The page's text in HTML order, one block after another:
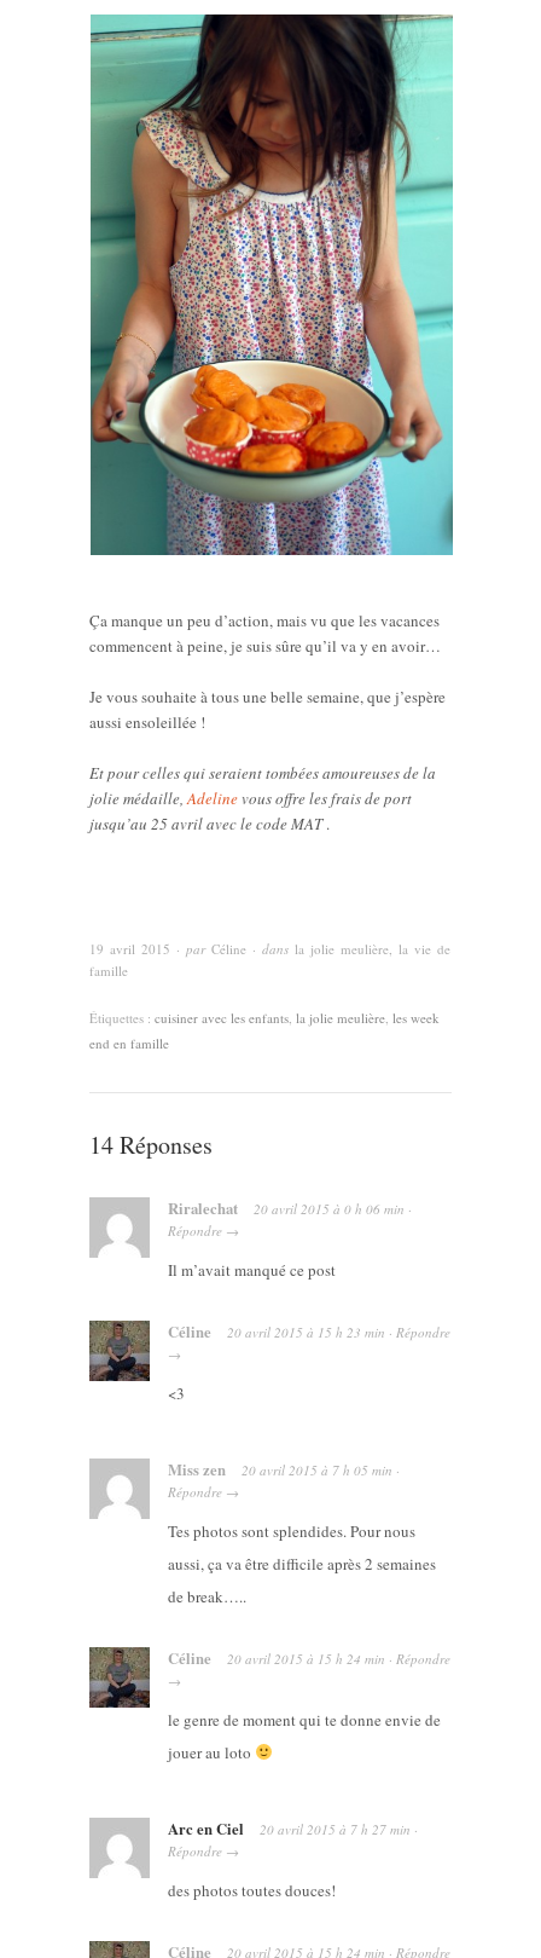
Ça manque un peu d’action, mais vu que les vacances
commencent à peine, je suis sûre qu’il va y en avoir…
Je vous souhaite à tous une belle semaine, que j’espère
aussi ensoleillée !
Et pour celles qui seraient tombées amoureuses de la
jolie médaille,Adelinevous offre les frais de port
jusqu’au 25 avril avec le code MAT.
19 avril 2015 · par Céline · dans la jolie meulière, la vie de
famille
Étiquettes : cuisiner avec les enfants, la jolie meulière, les week
end en famille
14 Réponses
Riralechat 20 avril 2015 à 0 h 06 min ·
Répondre →
Il m’avait manqué ce post
Céline 20 avril 2015 à 15 h 23 min · Répondre
→
<3
Miss zen 20 avril 2015 à 7 h 05 min ·
Répondre →
Tes photos sont splendides. Pour nous
aussi, ça va être difficile après 2 semaines
de break…..
Céline 20 avril 2015 à 15 h 24 min · Répondre
→
le genre de moment qui te donne envie de
jouer au loto
Arc en Ciel 20 avril 2015 à 7 h 27 min ·
Répondre →
des photos toutes douces!
Céline 20 avril 2015 à 15 h 24 min · Répondre